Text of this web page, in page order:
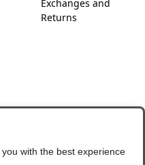
Exchanges and
Returns
with the best experience